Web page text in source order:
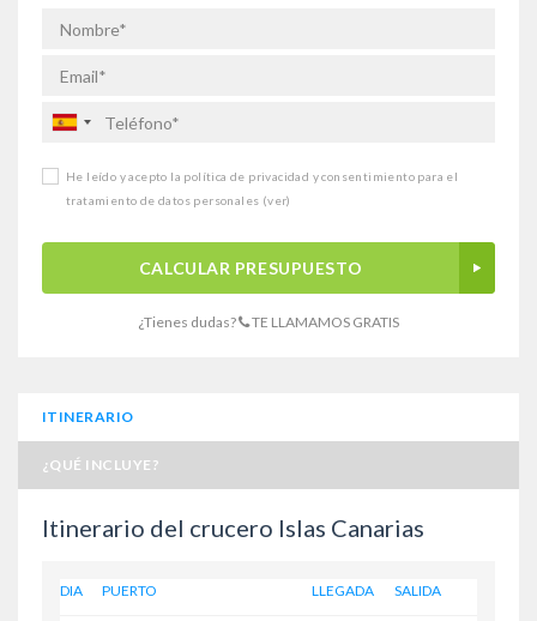
He leído y acepto la política de privacidad y consentimiento para el
tratamiento de datos personales (ver)
CALCULAR PRESUPUESTO
¿Tienes dudas? TE LLAMAMOS GRATIS
ITINERARIO
¿QUÉ INCLUYE?
Itinerario del crucero Islas Canarias
DIA PUERTO LLEGADA SALIDA